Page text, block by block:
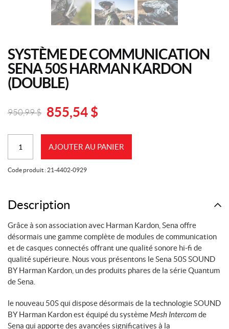
SYSTÈME DE COMMUNICATION
SENA 50S HARMAN KARDON
(DOUBLE)
950,99$
Original
price
was:
950,99
$.
855,54 $
Current
price
is:
855,54
$.
SENA
Harman
Kardon
(Double)
AJOUTER AU PANIER
Code produit : 21-4402-0929
Description
Grâce à son association avec Harman Kardon, Sena offre
désormais une gamme complète de modules de communication
et de casques connectés offrant une qualité sonore hi-fi de
qualité supérieure. Nous vous présentons le Sena 50S SOUND
BY Harman Kardon, un des produits phares de la série Quantum
de Sena.
le nouveau 50S qui dispose désormais de la technologie SOUND
BY Harman Kardon est équipé du systèmeMesh Intercom de
Sena qui apporte des avancées significatives à la